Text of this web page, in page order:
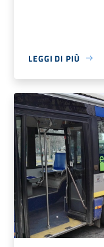
LEGGI DI PIÙ